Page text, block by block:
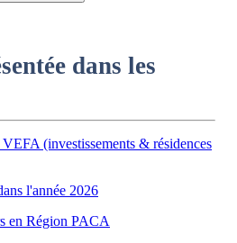
dans les
(investissements & résidences
l'année 2026
en Région PACA